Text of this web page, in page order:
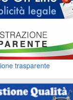
trasparente